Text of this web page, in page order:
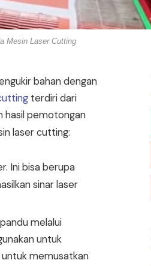
Mesin Laser Cutting
bahan dengan
terdiri dari
hasil pemotongan
laser cutting:
Ini bisa berupa
sinar laser
melalui
untuk
untuk memusatkan